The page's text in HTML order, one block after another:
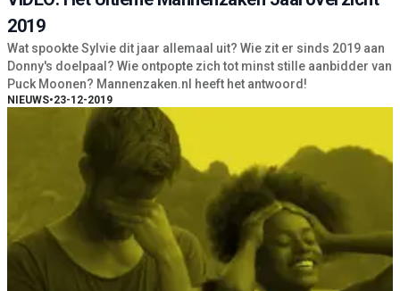
2019
Wat spookte Sylvie dit jaar allemaal uit? Wie zit er sinds 2019 aan
Donny's doelpaal? Wie ontpopte zich tot minst stille aanbidder van
Puck Moonen? Mannenzaken.nl heeft het antwoord!
NIEUWS•23-12-2019